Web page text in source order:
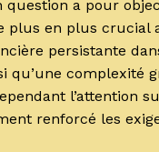
question a pour
plus en plus crucial
persistante
qu’une complexité
l’attention
renforcé les